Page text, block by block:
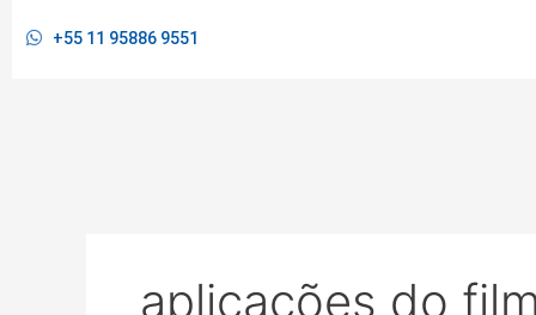
+55 11 95886 9551
aplicações do